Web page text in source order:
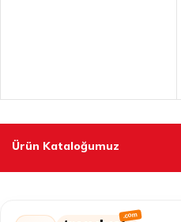
Ürün Kataloğumuz